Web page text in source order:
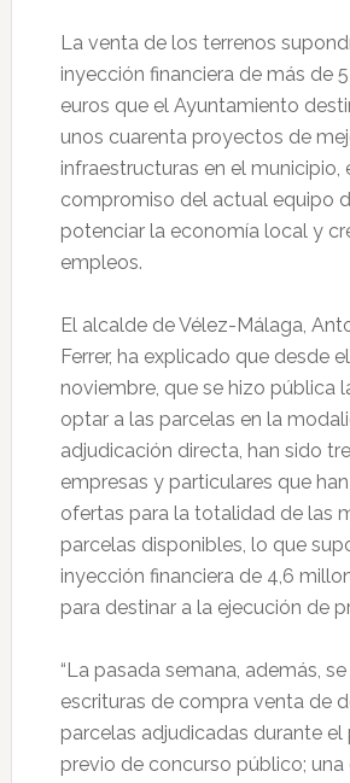
La venta de los terrenos
inyección financiera de más de
euros que el Ayuntamiento
unos cuarenta proyectos de
infraestructuras en el municipio,
compromiso del actual equipo
potenciar la economía local y
empleos.
El alcalde de Vélez-Málaga,
Ferrer, ha explicado que desde
noviembre, que se hizo pública
optar a las parcelas en la
adjudicación directa, han sido
empresas y particulares que
ofertas para la totalidad de las
parcelas disponibles, lo que
inyección financiera de 4,6
para destinar a la ejecución de
“La pasada semana, además,
escrituras de compra venta de
parcelas adjudicadas durante el
previo de concurso público; una